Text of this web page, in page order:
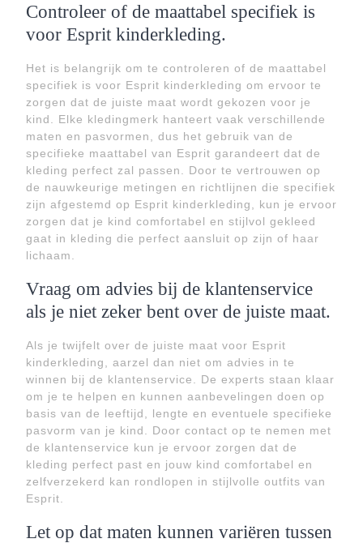
Controleer of de maattabel specifiek is
voor Esprit kinderkleding.
Het is belangrijk om te controleren of de maattabel
specifiek is voor Esprit kinderkleding om ervoor te
zorgen dat de juiste maat wordt gekozen voor je
kind. Elke kledingmerk hanteert vaak verschillende
maten en pasvormen, dus het gebruik van de
specifieke maattabel van Esprit garandeert dat de
kleding perfect zal passen. Door te vertrouwen op
de nauwkeurige metingen en richtlijnen die specifiek
zijn afgestemd op Esprit kinderkleding, kun je ervoor
zorgen dat je kind comfortabel en stijlvol gekleed
gaat in kleding die perfect aansluit op zijn of haar
lichaam.
Vraag om advies bij de klantenservice
als je niet zeker bent over de juiste maat.
Als je twijfelt over de juiste maat voor Esprit
kinderkleding, aarzel dan niet om advies in te
winnen bij de klantenservice. De experts staan klaar
om je te helpen en kunnen aanbevelingen doen op
basis van de leeftijd, lengte en eventuele specifieke
pasvorm van je kind. Door contact op te nemen met
de klantenservice kun je ervoor zorgen dat de
kleding perfect past en jouw kind comfortabel en
zelfverzekerd kan rondlopen in stijlvolle outfits van
Esprit.
Let op dat maten kunnen variëren tussen